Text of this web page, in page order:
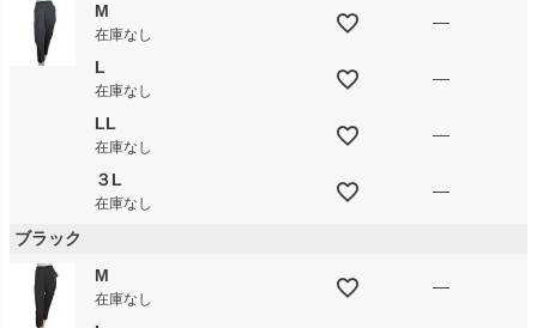
M
在庫なし
—
L
在庫なし
—
LL
在庫なし
—
３L
在庫なし
—
ブラック
M
在庫なし
—